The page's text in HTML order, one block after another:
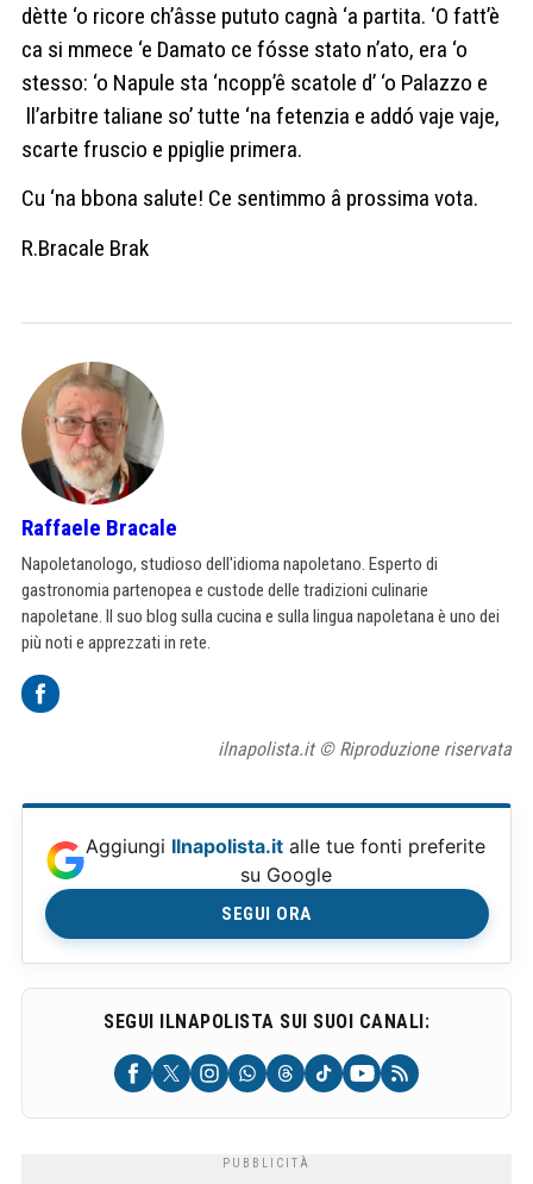
dètte ‘o ricore ch’âsse pututo cagnà ‘a partita. ‘O fatt’è
ca si mmece ‘e Damato ce fósse stato n’ato, era ‘o
stesso: ‘o Napule sta ‘ncopp’ê scatole d’ ‘o Palazzo e
ll’arbitre taliane so’ tutte ‘na fetenzia e addó vaje vaje,
scarte fruscio e ppiglie primera.
Cu ‘na bbona salute! Ce sentimmo â prossima vota.
R.Bracale Brak
Raffaele Bracale
Napoletanologo, studioso dell'idioma napoletano. Esperto di
gastronomia partenopea e custode delle tradizioni culinarie
napoletane. Il suo blog sulla cucina e sulla lingua napoletana è uno dei
più noti e apprezzati in rete.
ilnapolista.it © Riproduzione riservata
Aggiungi Ilnapolista.it alle tue fonti preferite
su Google
SEGUI ORA
SEGUI ILNAPOLISTA SUI SUOI CANALI: